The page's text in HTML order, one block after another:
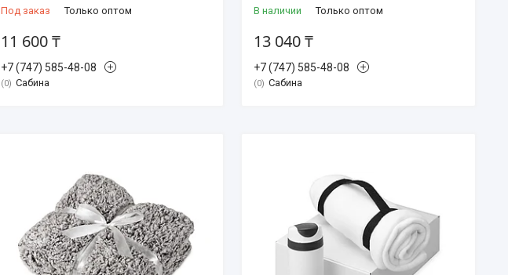
Под заказ Только оптом
11 600 ₸
+7 (747) 585-48-08
0 Сабина
В наличии Только оптом
13 040 ₸
+7 (747) 585-48-08
0 Сабина